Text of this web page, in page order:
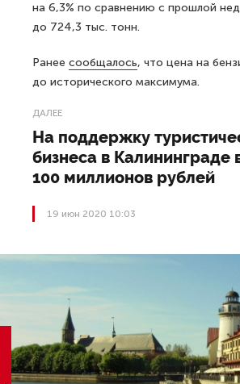
на 6,3% по сравнению с прошлой
до 724,3 тыс. тонн.
Ранее сообщалось, что цена на
до исторического максимума.
ДАЛЕЕ
На поддержку
бизнеса в Калининграде
100 миллионов рублей
19 июн 2020 10:03